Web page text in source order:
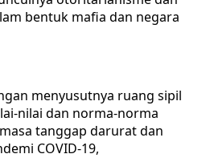
bentuk mafia dan negara
menyusutnya ruang sipil
nilai dan norma-norma
tanggap darurat dan
COVID-19,